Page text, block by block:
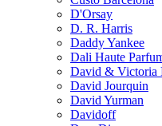
D'Orsay
D. R. Harris
Daddy Yankee
Dali Haute
David & Victoria
David Jourquin
David Yurman
Davidoff